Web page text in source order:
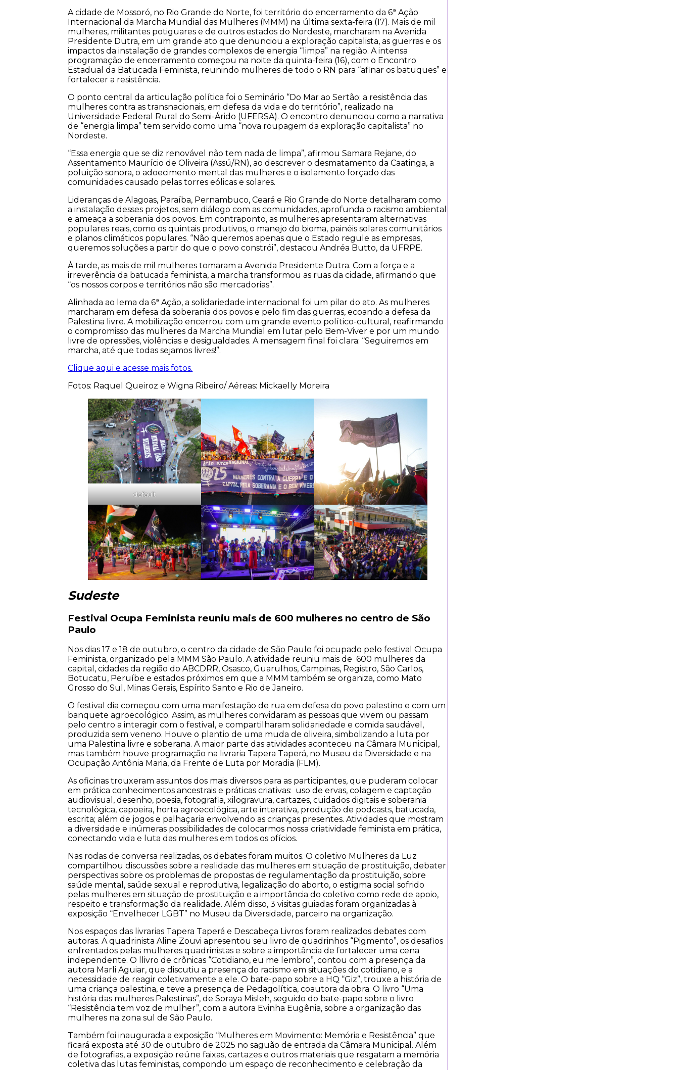
A cidade de Mossoró, no Rio Grande do Norte, foi território do encerramento da 6ª Ação
Internacional da Marcha Mundial das Mulheres (MMM) na última sexta-feira (17). Mais de mil
mulheres, militantes potiguares e de outros estados do Nordeste, marcharam na Avenida
Presidente Dutra, em um grande ato que denunciou a exploração capitalista, as guerras e os
impactos da instalação de grandes complexos de energia “limpa” na região. A intensa
programação de encerramento começou na noite da quinta-feira (16), com o Encontro
Estadual da Batucada Feminista, reunindo mulheres de todo o RN para “afinar os batuques” e
fortalecer a resistência.
O ponto central da articulação política foi o Seminário “Do Mar ao Sertão: a resistência das
mulheres contra as transnacionais, em defesa da vida e do território”, realizado na
Universidade Federal Rural do Semi-Árido (UFERSA). O encontro denunciou como a narrativa
de “energia limpa” tem servido como uma “nova roupagem da exploração capitalista” no
Nordeste.
“Essa energia que se diz renovável não tem nada de limpa”, afirmou Samara Rejane, do
Assentamento Maurício de Oliveira (Assú/RN), ao descrever o desmatamento da Caatinga, a
poluição sonora, o adoecimento mental das mulheres e o isolamento forçado das
comunidades causado pelas torres eólicas e solares.
Lideranças de Alagoas, Paraíba, Pernambuco, Ceará e Rio Grande do Norte detalharam como
a instalação desses projetos, sem diálogo com as comunidades, aprofunda o racismo ambiental
e ameaça a soberania dos povos. Em contraponto, as mulheres apresentaram alternativas
populares reais, como os quintais produtivos, o manejo do bioma, painéis solares comunitários
e planos climáticos populares. “Não queremos apenas que o Estado regule as empresas,
queremos soluções a partir do que o povo constrói”, destacou Andréa Butto, da UFRPE.
À tarde, as mais de mil mulheres tomaram a Avenida Presidente Dutra. Com a força e a
irreverência da batucada feminista, a marcha transformou as ruas da cidade, afirmando que
“os nossos corpos e territórios não são mercadorias”.
Alinhada ao lema da 6ª Ação, a solidariedade internacional foi um pilar do ato. As mulheres
marcharam em defesa da soberania dos povos e pelo fim das guerras, ecoando a defesa da
Palestina livre. A mobilização encerrou com um grande evento político-cultural, reafirmando
o compromisso das mulheres da Marcha Mundial em lutar pelo Bem-Viver e por um mundo
livre de opressões, violências e desigualdades. A mensagem final foi clara: “Seguiremos em
marcha, até que todas sejamos livres!”.
Clique aqui e acesse mais fotos.
Fotos: Raquel Queiroz e Wigna Ribeiro/ Aéreas: Mickaelly Moreira
default
Sudeste
Festival Ocupa Feminista reuniu mais de 600 mulheres no centro de São
Paulo
Nos dias 17 e 18 de outubro, o centro da cidade de São Paulo foi ocupado pelo festival Ocupa
Feminista, organizado pela MMM São Paulo. A atividade reuniu mais de 600 mulheres da
capital, cidades da região do ABCDRR, Osasco, Guarulhos, Campinas, Registro, São Carlos,
Botucatu, Peruíbe e estados próximos em que a MMM também se organiza, como Mato
Grosso do Sul, Minas Gerais, Espírito Santo e Rio de Janeiro.
O festival dia começou com uma manifestação de rua em defesa do povo palestino e com um
banquete agroecológico. Assim, as mulheres convidaram as pessoas que vivem ou passam
pelo centro a interagir com o festival, e compartilharam solidariedade e comida saudável,
produzida sem veneno. Houve o plantio de uma muda de oliveira, simbolizando a luta por
uma Palestina livre e soberana. A maior parte das atividades aconteceu na Câmara Municipal,
mas também houve programação na livraria Tapera Taperá, no Museu da Diversidade e na
Ocupação Antônia Maria, da Frente de Luta por Moradia (FLM).
As oficinas trouxeram assuntos dos mais diversos para as participantes, que puderam colocar
em prática conhecimentos ancestrais e práticas criativas: uso de ervas, colagem e captação
audiovisual, desenho, poesia, fotografia, xilogravura, cartazes, cuidados digitais e soberania
tecnológica, capoeira, horta agroecológica, arte interativa, produção de podcasts, batucada,
escrita; além de jogos e palhaçaria envolvendo as crianças presentes. Atividades que mostram
a diversidade e inúmeras possibilidades de colocarmos nossa criatividade feminista em prática,
conectando vida e luta das mulheres em todos os ofícios.
Nas rodas de conversa realizadas, os debates foram muitos. O coletivo Mulheres da Luz
compartilhou discussões sobre a realidade das mulheres em situação de prostituição, debater
perspectivas sobre os problemas de propostas de regulamentação da prostituição, sobre
saúde mental, saúde sexual e reprodutiva, legalização do aborto, o estigma social sofrido
pelas mulheres em situação de prostituição e a importância do coletivo como rede de apoio,
respeito e transformação da realidade. Além disso, 3 visitas guiadas foram organizadas à
exposição “Envelhecer LGBT” no Museu da Diversidade, parceiro na organização.
Nos espaços das livrarias Tapera Taperá e Descabeça Livros foram realizados debates com
autoras. A quadrinista Aline Zouvi apresentou seu livro de quadrinhos “Pigmento”, os desafios
enfrentados pelas mulheres quadrinistas e sobre a importância de fortalecer uma cena
independente. O llivro de crônicas “Cotidiano, eu me lembro”, contou com a presença da
autora Marli Aguiar, que discutiu a presença do racismo em situações do cotidiano, e a
necessidade de reagir coletivamente a ele. O bate-papo sobre a HQ “Giz”, trouxe a história de
uma criança palestina, e teve a presença de Pedagolítica, coautora da obra. O livro “Uma
história das mulheres Palestinas”, de Soraya Misleh, seguido do bate-papo sobre o livro
“Resistência tem voz de mulher”, com a autora Evinha Eugênia, sobre a organização das
mulheres na zona sul de São Paulo.
Também foi inaugurada a exposição “Mulheres em Movimento: Memória e Resistência” que
ficará exposta até 30 de outubro de 2025 no saguão de entrada da Câmara Municipal. Além
de fotografias, a exposição reúne faixas, cartazes e outros materiais que resgatam a memória
coletiva das lutas feministas, compondo um espaço de reconhecimento e celebração da